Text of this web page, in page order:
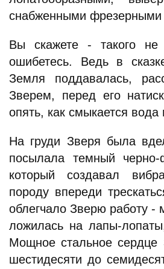
снабженными фрезерными
Вы скажете - такого
ошибетесь. Ведь в
Земля поддавалась,
Зверем, перед его
опять, как смыкается вода
На груди Зверя была
посылала темный черно-
который создавал
породу впереди
облегчало Зверю работу -
ложилась на лапы-
Мощное стальное сердце
шестидесяти до